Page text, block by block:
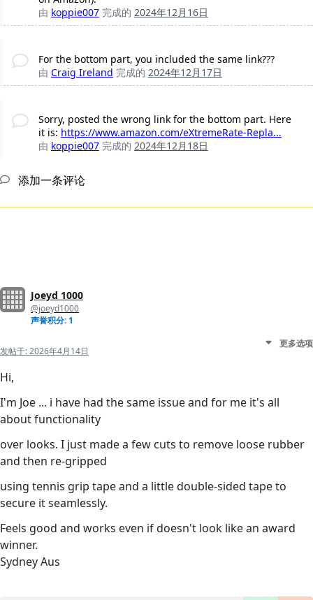
由 koppie007 完成的 2024年12月16日
For the bottom part, you included the same link???
由 Craig Ireland 完成的 2024年12月17日
Sorry, posted the wrong link for the bottom part. Here
it is: https://www.amazon.com/eXtremeRate-Repla...
由 koppie007 完成的 2024年12月18日
添加一条评论
Joeyd 1000
@joeyd1000
声誉积分: 1
发帖于:2026年4月14日
更多选项
Hi,
I'm Joe ... i have had the same issue and for me it's all
about functionality
over looks. I just made a few cuts to remove loose rubber
and then re-gripped
using tennis grip tape and a little double-sided tape to
secure it seamlessly.
Feels good and works even if doesn't look like an award
winner.
Sydney Aus